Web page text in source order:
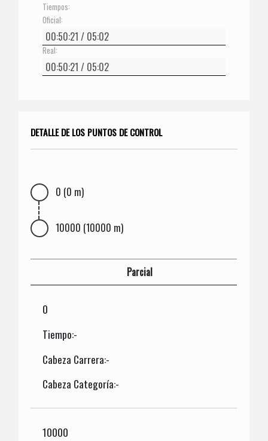
Tiempos:
Oficial:
Real:
DETALLE DE LOS PUNTOS DE CONTROL
0 (0 m)
10000 (10000 m)
Parcial
0
Tiempo:-
Cabeza Carrera:-
Cabeza Categoría:-
10000